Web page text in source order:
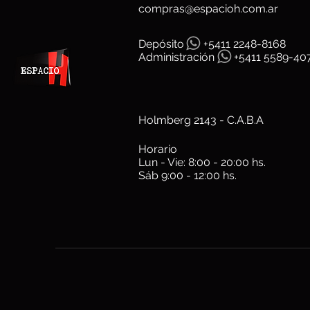
compras@espacioh.com.ar
Depósito
+5411 2248-8168
Administración
+5411 5589-
Holmberg 2143 - C.A.B.A
Horario
Lun - Vie: 8:00 - 20:00 hs.
Sáb 9:00 - 12:00 hs.